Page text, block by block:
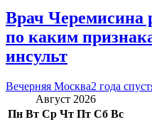
Врач Черемисина
по каким
инсульт
Вечерняя Москва2 года
Август 2026
Пн Вт Ср Чт Пт Сб Вс